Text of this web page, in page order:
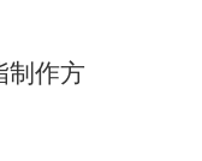
制作方